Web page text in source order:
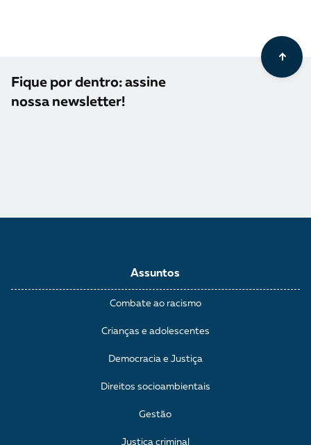
Fique por dentro: assine
nossa newsletter!
Assuntos
Combate ao racismo
Crianças e adolescentes
Democracia e Justiça
Direitos socioambientais
Gestão
Justiça criminal